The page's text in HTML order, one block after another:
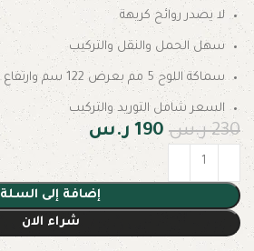
لا يصدر روائح كريهة
سهل الحمل والنقل والتركيب
سماكة اللوح 5 مم بعرض 122 سم وارتفاع 290 سم
السعر شامل التوريد والتركيب
230 ر.س 190 ر.س
إضافة إلى السلة
شراء الان